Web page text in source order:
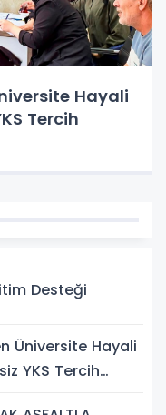
Hayali
Tercih
Desteği
Üniversite Hayali
YKS Tercih